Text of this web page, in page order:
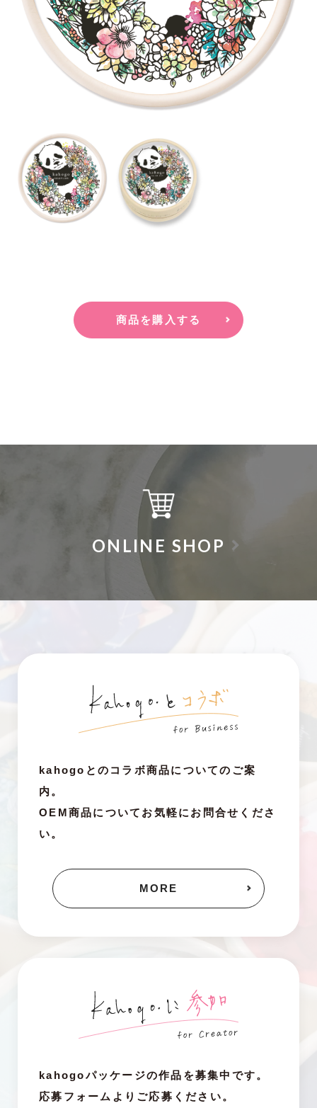
商品を購入する
ONLINE SHOP
kahogoとのコラボ商品についてのご案
内。
OEM商品についてお気軽にお問合せくださ
い。
MORE
kahogoパッケージの作品を募集中です。
応募フォームよりご応募ください。